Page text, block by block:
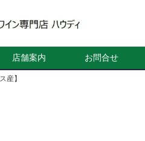
店舗案内 お問合せ
産】